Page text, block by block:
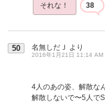
それな！ 38
50 名無しだＪ より
2016年1月21日 11:14 AM
4人のあの姿、解散な
解散しないで〜5人で